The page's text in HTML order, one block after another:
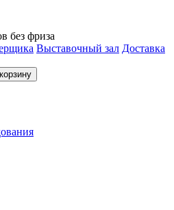
без фриза
Выставочный зал Доставка